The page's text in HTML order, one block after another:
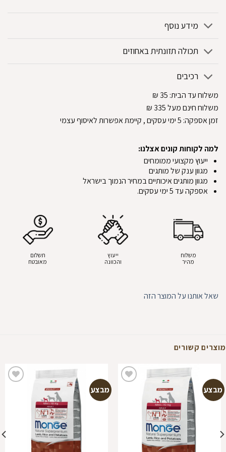
מידע נוסף
תכולה תזונתית באחוזים
רכיבים
משלוח עד הבית:
₪
משלוח חינם מעל 335
₪
זמן אספקה: 5ימי עסקים, קיימת אפשרות לאיסוף עצמי
למה לקוחות קונים אצלנו:
ייעוץ מקצועי ממומחים
מגוון ענק של מותגים
מגוון מותגים איכותיים במחיר הנמוך בישראל
אספקה עד 5 ימי עסקים.
משלוח
מהיר
ייעוץ
והכוונה
תשלום
מאובטח
שאל אותנו על המוצר הזה
מוצרים קשורים
מבצע מבצע